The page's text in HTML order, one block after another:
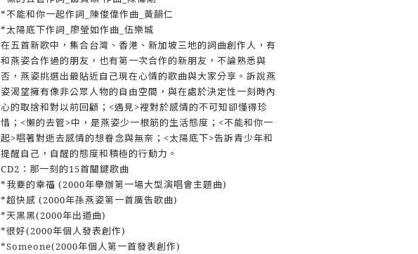
*不能和你一起作詞_陳俊偉作曲_黃韻仁
*太陽底下作詞_廖瑩如作曲_伍樂城
在五首新歌中，集合台灣、香港、新加坡三地的詞曲創作人，有
和燕姿合作過的朋友，也有第一次合作的新朋友，不論熟悉與
否，燕姿挑選出最貼近自己現在心情的歌曲與大家分享。訴說燕
姿渴望擁有像非公眾人物的自由空間，與在處於決定性一刻時內
心的取捨和對以前回顧；<遇見>裡對於感情的不可知卻懂得珍
惜；<懶的去管>中，是燕姿少一根筋的生活態度；<不能和你一
起>唱著對逝去感情的想眷念與無奈；<太陽底下>告訴青少年和
提醒自己，自醒的態度和積極的行動力。
CD2：那一刻的15首關鍵歌曲
*我要的幸福 (2000年舉辦第一場大型演唱會主題曲)
*超快感 (2000年孫燕姿第一首廣告歌曲)
*天黑黑(2000年出道曲)
*很好(2000年個人發表創作)
*Someone(2000年個人第一首發表創作)